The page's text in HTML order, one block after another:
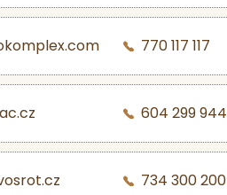
770 117 117
604 299 944
734 300 200